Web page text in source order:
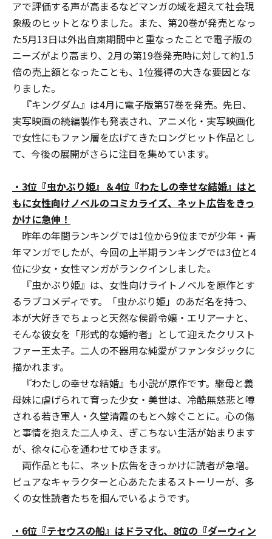
アで評価する声が高まるなどマンガの域を超えて社会現
象級のヒットとなりました。また、第20巻が発売となっ
た5月13日は外出自粛期間中と重なったことで電子版の
ニーズがより高まり、2月の第19巻発売時に対して約1.5
倍の売上額となったことも、1位獲得の大きな要因とな
りました。
『キングダム』は4月に電子版第57巻を発売。先日、
実写映画の続編製作も発表され、アニメ化・実写映画化
で女性にもファン層を広げてきたロングヒット作品とし
て、今後の展開がさらに注目を集めています。
・3位『虫かぶり姫』＆4位『わたしの幸せな結婚』 はと
もに女性向けノベルのコミカライズ、ネット広告をきっ
かけに急伸！
昨年の年間ランキングでは1位から9位までが少年・青
年マンガでしたが、今回の上半期ランキングでは3位と4
位に少女・女性マンガがランクインしました。
『虫かぶり姫』は、女性向けライトノベルを原作とす
るラブコメディです。「虫かぶり姫」のあだ名を持つ、
本が大好きでちょっと天然な侯爵令嬢・エリアーナと、
そんな彼女を「形式的な婚約者」として迎えたクリスト
ファー王太子。二人の不器用な純愛がファンタジックに
描かれます。
『わたしの幸せな結婚』も小説が原作です。継母と義
母妹に虐げられて育った少女・美世は、冷酷無慈悲と噂
される若き軍人・久堂清霞のもとへ嫁ぐことに。心の傷
と事情を抱えた二人ゆえ、ぎこちない生活が始まります
が、徐々に心を通わせてゆきます。
両作品ともに、ネット広告をきっかけに読者が急増。
ピュアなキャラクターと心あたたまるストーリーが、多
くの女性読者たちを掴んでいるようです。
・6位『テセウスの船』はドラマ化、8位の『ダーウィン